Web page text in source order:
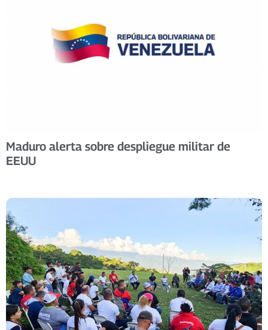
Maduro alerta sobre despliegue militar de
EEUU